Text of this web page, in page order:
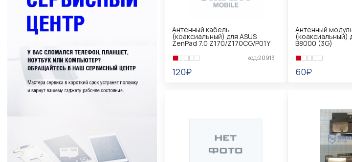
Антенный кабель
(коаксиальный) для ASUS
ZenPad 7.0 Z170/Z170CG/P01Y
код:20913
120₽
Антенный
(коаксиальный)
B8000 (3G)
60₽